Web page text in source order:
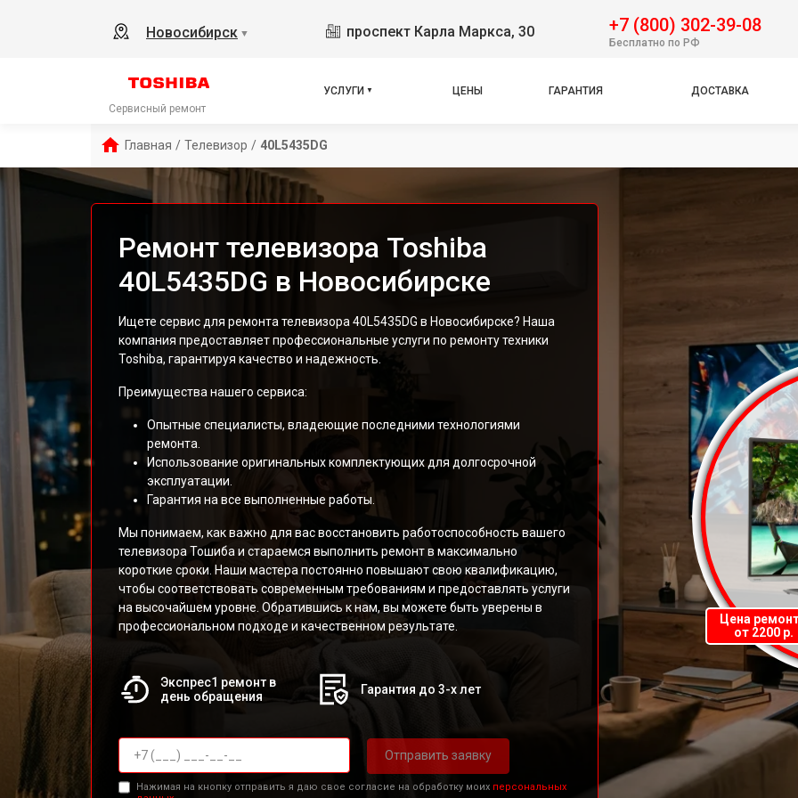
Новосибирск ▼ проспект Карла Маркса, 30 +7 (800) 302-39-08
Бесплатно по РФ
Сервисный ремонт
УСЛУГИ ЦЕНЫ ГАРАНТИЯ ДОСТАВКА
Главная / Телевизор / 40L5435DG
Ремонт телевизора Toshiba
40L5435DG в Новосибирске
Ищете сервис для ремонта телевизора 40L5435DG в Новосибирске? Наша
компания предоставляет профессиональные услуги по ремонту техники
Toshiba, гарантируя качество и надежность.
Преимущества нашего сервиса:
Опытные специалисты, владеющие последними технологиями
ремонта.
Использование оригинальных комплектующих для долгосрочной
эксплуатации.
Гарантия на все выполненные работы.
Мы понимаем, как важно для вас восстановить работоспособность вашего
телевизора Тошиба и стараемся выполнить ремонт в максимально
короткие сроки. Наши мастера постоянно повышают свою квалификацию,
чтобы соответствовать современным требованиям и предоставлять услуги
на высочайшем уровне. Обратившись к нам, вы можете быть уверены в
профессиональном подходе и качественном результате.
Экспрес1 ремонт в
день обращения
Гарантия до 3-х лет
Отправить заявку
Нажимая на кнопку отправить я даю свое согласие на обработку моих персональных
Цена
от 2200 р.